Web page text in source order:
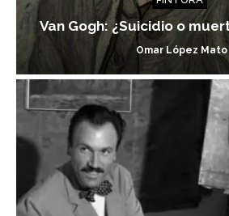
Van Gogh: ¿Suicidio o
Omar López Mato